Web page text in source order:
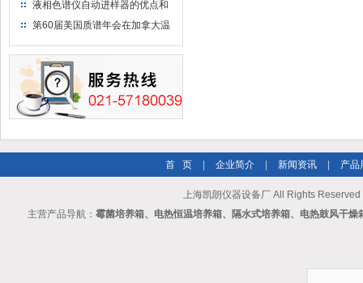
液相色谱仪自动进样器的优点和
维护
第60届美国质谱年会在加拿大温
首 页 企业简介 新闻资讯 产品
上海凯朗仪器设备厂 All Rights Reserved
主营产品导航： 霉菌培养箱、电热恒温培养箱、隔水式培养箱、电热鼓风干